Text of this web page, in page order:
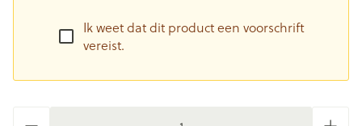
Ik weet dat dit product een voorschrift
vereist.